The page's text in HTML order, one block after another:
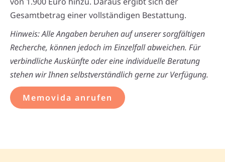
Gesamtbetrag einer vollständigen Bestattung.
Hinweis: Alle Angaben beruhen auf unserer sorgfältigen
Recherche, können jedoch im Einzelfall abweichen. Für
verbindliche Auskünfte oder eine individuelle Beratung
stehen wir Ihnen selbstverständlich gerne zur Verfügung.
Memovida anrufen